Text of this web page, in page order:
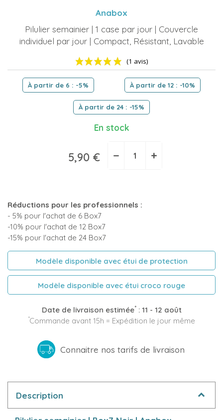
Anabox
Pilulier semainier | 1 case par jour | Couvercle
individuel par jour | Compact, Résistant, Lavable
À partir de 6 : -5% À partir de 12 : -10%
À partir de 24 : -15%
En stock
5,90 € − +
Réductions pour les professionnels :
- 5% pour l'achat de 6 Box7
-10% pour l'achat de 12 Box7
-15% pour l'achat de 24 Box7
Modèle disponible avec étui de protection
Modèle disponible avec étui croco rouge
Date de livraison estimée*: 11 - 12 août
*Commande avant 15h = Expédition le jour même
Connaitre nos tarifs de livraison
Description